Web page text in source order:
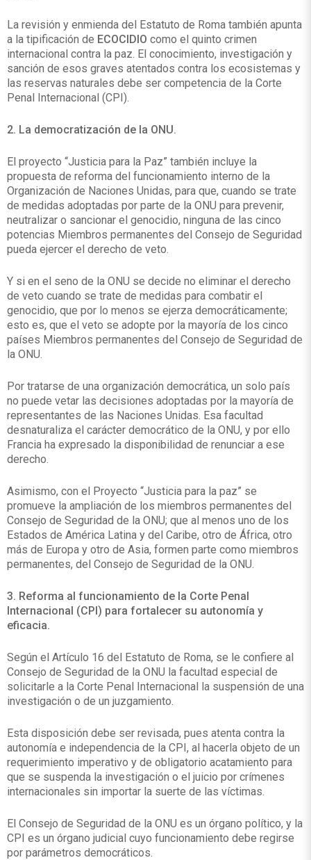
La revisión y enmienda del Estatuto de Roma también apunta
a la tipificación de ECOCIDIO como el quinto crimen
internacional contra la paz. El conocimiento, investigación y
sanción de esos graves atentados contra los ecosistemas y
las reservas naturales debe ser competencia de la Corte
Penal Internacional (CPI).
2. La democratización de la ONU.
El proyecto “Justicia para la Paz” también incluye la
propuesta de reforma del funcionamiento interno de la
Organización de Naciones Unidas, para que, cuando se trate
de medidas adoptadas por parte de la ONU para prevenir,
neutralizar o sancionar el genocidio, ninguna de las cinco
potencias Miembros permanentes del Consejo de Seguridad
pueda ejercer el derecho de veto.
Y si en el seno de la ONU se decide no eliminar el derecho
de veto cuando se trate de medidas para combatir el
genocidio, que por lo menos se ejerza democráticamente;
esto es, que el veto se adopte por la mayoría de los cinco
países Miembros permanentes del Consejo de Seguridad de
la ONU.
Por tratarse de una organización democrática, un solo país
no puede vetar las decisiones adoptadas por la mayoría de
representantes de las Naciones Unidas. Esa facultad
desnaturaliza el carácter democrático de la ONU, y por ello
Francia ha expresado la disponibilidad de renunciar a ese
derecho.
Asimismo, con el Proyecto “Justicia para la paz” se
promueve la ampliación de los miembros permanentes del
Consejo de Seguridad de la ONU; que al menos uno de los
Estados de América Latina y del Caribe, otro de África, otro
más de Europa y otro de Asia, formen parte como miembros
permanentes, del Consejo de Seguridad de la ONU.
3. Reforma al funcionamiento de la Corte Penal
Internacional (CPI) para fortalecer su autonomía y
eficacia.
Según el Artículo 16 del Estatuto de Roma, se le confiere al
Consejo de Seguridad de la ONU la facultad especial de
solicitarle a la Corte Penal Internacional la suspensión de una
investigación o de un juzgamiento.
Esta disposición debe ser revisada, pues atenta contra la
autonomía e independencia de la CPI, al hacerla objeto de un
requerimiento imperativo y de obligatorio acatamiento para
que se suspenda la investigación o el juicio por crímenes
internacionales sin importar la suerte de las víctimas.
El Consejo de Seguridad de la ONU es un órgano político, y la
CPI es un órgano judicial cuyo funcionamiento debe regirse
por parámetros democráticos.